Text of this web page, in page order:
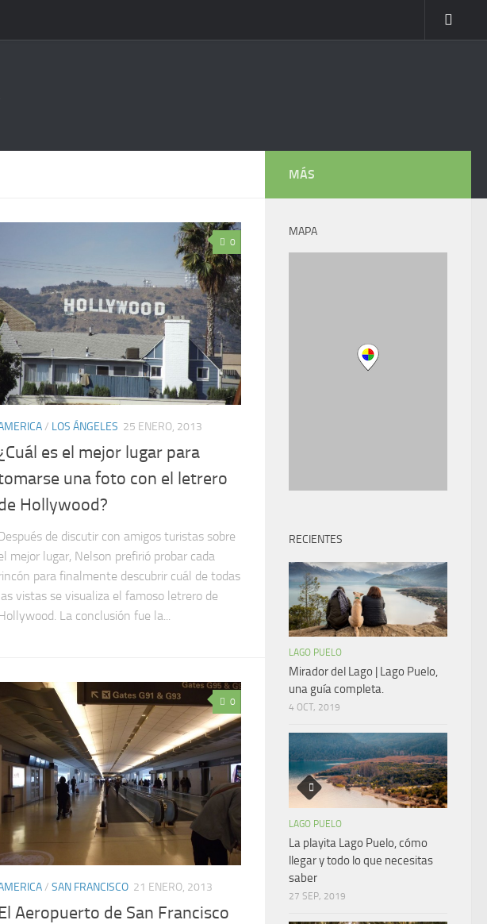
0
/ LOS ÁNGELES 25 ENERO, 2013
es el mejor lugar para
una foto con el letrero
Hollywood?
de discutir con amigos turistas sobre
mejor lugar, Nelson prefirió probar cada
para finalmente descubrir cuál de todas
las vistas se visualiza el famoso letrero de
La conclusión fue la...
0
/ SAN FRANCISCO 21 ENERO, 2013
Aeropuerto de San Francisco
MÁS
MAPA
RECIENTES
LAGO PUELO
Mirador del Lago | Lago Puelo,
una guía completa.
4 OCT, 2019
LAGO PUELO
La playita Lago Puelo, cómo
llegar y todo lo que necesitas
saber
27 SEP, 2019